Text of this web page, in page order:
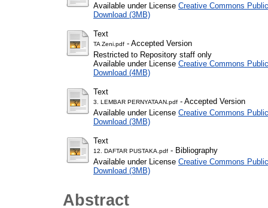
Available under License Creative Commons
Download (3MB)
Text
TA Zeni.pdf - Accepted Version
Restricted to Repository staff only
Available under License Creative Commons
Download (4MB)
Text
3. LEMBAR PERNYATAAN.pdf - Accepted Version
Available under License Creative Commons
Download (3MB)
Text
12. DAFTAR PUSTAKA.pdf - Bibliography
Available under License Creative Commons
Download (3MB)
Abstract